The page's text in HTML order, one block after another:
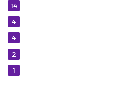
14
4
4
2
1